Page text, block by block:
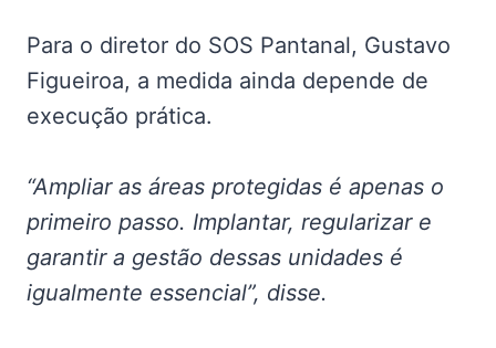
Para o diretor do SOS Pantanal, Gustavo
Figueiroa, a medida ainda depende de
execução prática.
“Ampliar as áreas protegidas é apenas o
primeiro passo. Implantar, regularizar e
garantir a gestão dessas unidades é
igualmente essencial”, disse.